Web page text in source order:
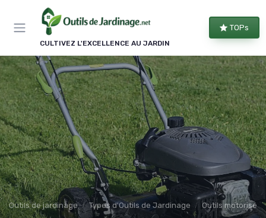
CULTIVEZ L'EXCELLENCE AU JARDIN
TOPs
Outils de jardinage Types d'Outils de Jardinage Outils motorisés
Panneau de gestion des cookies